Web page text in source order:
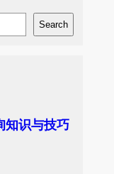
Search
知识与技巧